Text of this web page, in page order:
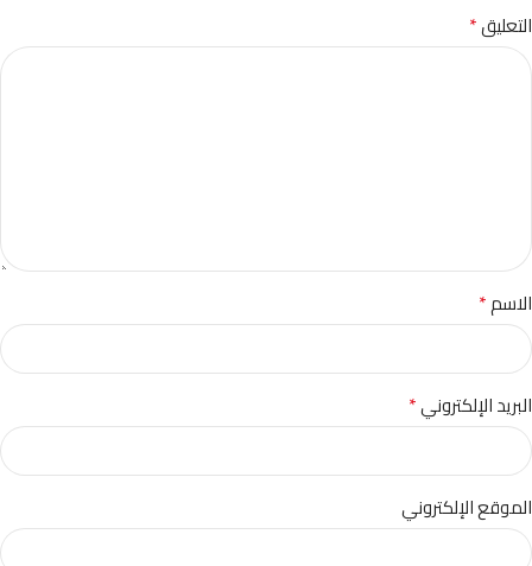
التعليق*
الاسم*
البريد الإلكتروني*
الموقع الإلكتروني